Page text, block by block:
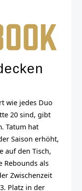
wie jedes Duo
20 sind, gibt
Tatum hat
Saison erhöht,
auf den Tisch,
Rebounds als
Zwischenzeit
Platz in der